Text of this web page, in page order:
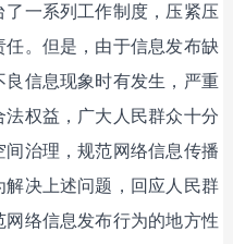
一系列工作制度，压紧压
。但是，由于信息发布缺
信息现象时有发生，严重
权益，广大人民群众十分
治理，规范网络信息传播
决上述问题，回应人民群
络信息发布行为的地方性